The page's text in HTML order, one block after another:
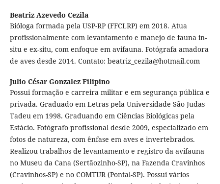
Beatriz Azevedo Cezila
Bióloga formada pela USP-RP (FFCLRP) em 2018. Atua
profissionalmente com levantamento e manejo de fauna in-
situ e ex-situ, com enfoque em avifauna. Fotógrafa amadora
de aves desde 2014. Contato: beatriz_cezila@hotmail.com
Julio César Gonzalez Filipino
Possui formação e carreira militar e em segurança pública e
privada. Graduado em Letras pela Universidade São Judas
Tadeu em 1998. Graduando em Ciências Biológicas pela
Estácio. Fotógrafo profissional desde 2009, especializado em
fotos de natureza, com ênfase em aves e invertebrados.
Realizou trabalhos de levantamento e registro da avifauna
no Museu da Cana (Sertãozinho-SP), na Fazenda Cravinhos
(Cravinhos-SP) e no COMTUR (Pontal-SP). Possui vários